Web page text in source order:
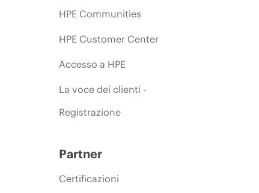
HPE Communities
HPE Customer Center
Accesso a HPE
La voce dei clienti -
Registrazione
Partner
Certificazioni